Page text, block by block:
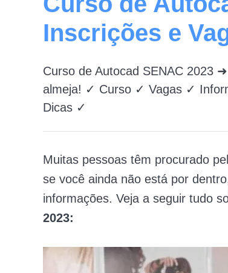
Inscrições e
Curso de Autocad SENAC 2023
almeja! ✓ Curso ✓ Vagas ✓
Dicas ✓
Muitas pessoas têm procurado
se você ainda não está por
informações. Veja a seguir tudo
2023: